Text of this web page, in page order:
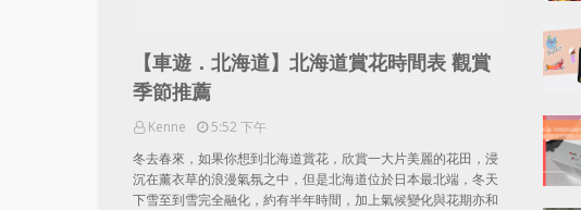
【車遊．北海道】北海道賞花時間表 觀賞
季節推薦
Kenne
5:52 下午
冬去春來，如果你想到北海道賞花，欣賞一大片美麗的花田，浸
沉在薰衣草的浪漫氣氛之中，但是北海道位於日本最北端，冬天
下雪至到雪完全融化，約有半年時間，加上氣候變化與花期亦和